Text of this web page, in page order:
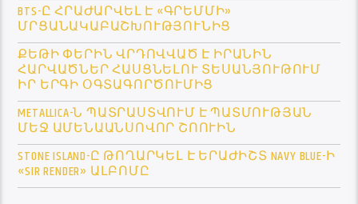
BTS-Ը ՀՐԱԺԱՐՎԵԼ Է «ԳՐԵՄՄԻ»
ՄՐՑԱՆԱԿԱԲԱՇԽՈՒԹՅՈՒՆԻՑ
ՔԵԹԻ ՓԵՐԻՆ ՎՐԴՈՎՎԱԾ Է ԻՐԱՆԻՆ
ՀԱՐՎԱԾՆԵՐ ՀԱՍՑՆԵԼՈՒ ՏԵՍԱՆՅՈՒԹՈՒՄ
ԻՐ ԵՐԳԻ ՕԳՏԱԳՈՐԾՈՒՄԻՑ
METALLICA-Ն ՊԱՏՐԱՍՏՎՈՒՄ Է ՊԱՏՄՈՒԹՅԱՆ
ՄԵՋ ԱՄԵՆԱԱՆՍՈՎՈՐ ՇՈՈՒԻՆ
STONE ISLAND-Ը ԹՈՂԱՐԿԵԼ Է ԵՐԱԺԻՇՏ NAVY BLUE-Ի
«SIR RENDER» ԱԼԲՈՄԸ